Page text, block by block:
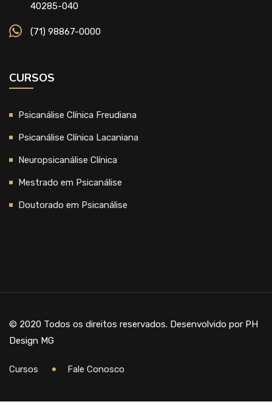
40285-040
(71) 98867-0000
CURSOS
Psicanálise Clínica Freudiana
Psicanálise Clínica Lacaniana
Neuropsicanálise Clínica
Mestrado em Psicanálise
Doutorado em Psicanálise
© 2020 Todos os direitos reservados. Desenvolvido por PH
Design MG
Cursos Fale Conosco